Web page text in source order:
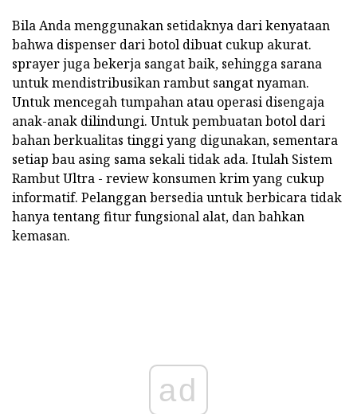
Bila Anda menggunakan setidaknya dari kenyataan
bahwa dispenser dari botol dibuat cukup akurat.
sprayer juga bekerja sangat baik, sehingga sarana
untuk mendistribusikan rambut sangat nyaman.
Untuk mencegah tumpahan atau operasi disengaja
anak-anak dilindungi. Untuk pembuatan botol dari
bahan berkualitas tinggi yang digunakan, sementara
setiap bau asing sama sekali tidak ada. Itulah Sistem
Rambut Ultra - review konsumen krim yang cukup
informatif. Pelanggan bersedia untuk berbicara tidak
hanya tentang fitur fungsional alat, dan bahkan
kemasan.
ad